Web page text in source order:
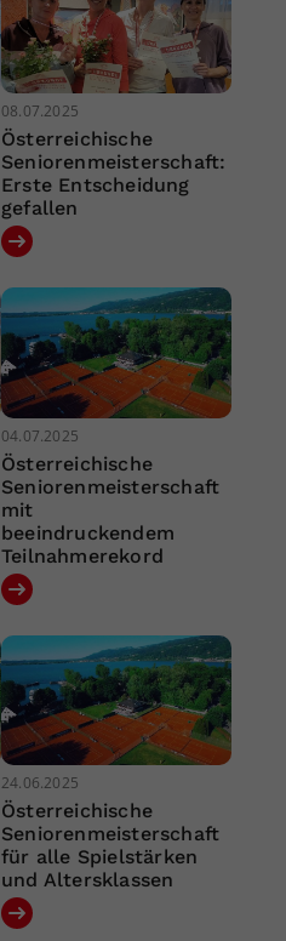
08.07.2025
Österreichische
Seniorenmeisterschaft:
Erste Entscheidung
gefallen
04.07.2025
Österreichische
Seniorenmeisterschaft
mit
beeindruckendem
Teilnahmerekord
24.06.2025
Österreichische
Seniorenmeisterschaft
für alle Spielstärken
und Altersklassen